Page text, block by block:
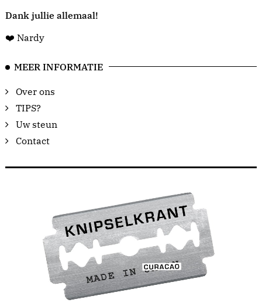
Dank jullie allemaal!
❤️ Nardy
MEER INFORMATIE
Over ons
TIPS?
Uw steun
Contact